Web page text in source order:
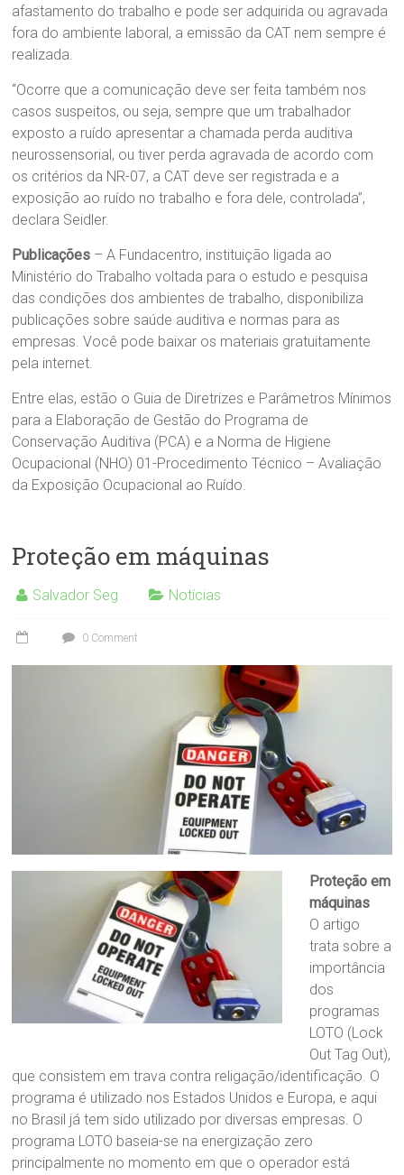
afastamento do trabalho e pode ser adquirida ou agravada
fora do ambiente laboral, a emissão da CAT nem sempre é
realizada.
“Ocorre que a comunicação deve ser feita também nos
casos suspeitos, ou seja, sempre que um trabalhador
exposto a ruído apresentar a chamada perda auditiva
neurossensorial, ou tiver perda agravada de acordo com
os critérios da NR-07, a CAT deve ser registrada e a
exposição ao ruído no trabalho e fora dele, controlada”,
declara Seidler.
Publicações – A Fundacentro, instituição ligada ao
Ministério do Trabalho voltada para o estudo e pesquisa
das condições dos ambientes de trabalho, disponibiliza
publicações sobre saúde auditiva e normas para as
empresas. Você pode baixar os materiais gratuitamente
pela internet.
Entre elas, estão o Guia de Diretrizes e Parâmetros Mínimos
para a Elaboração de Gestão do Programa de
Conservação Auditiva (PCA) e a Norma de Higiene
Ocupacional (NHO) 01-Procedimento Técnico – Avaliação
da Exposição Ocupacional ao Ruído.
Proteção em máquinas
Salvador Seg Notícias
0 Comment
Proteção em
máquinas
O artigo
trata sobre a
importância
dos
programas
LOTO (Lock
Out Tag Out),
que consistem em trava contra religação/identificação. O
programa é utilizado nos Estados Unidos e Europa, e aqui
no Brasil já tem sido utilizado por diversas empresas. O
programa LOTO baseia-se na energização zero
principalmente no momento em que o operador está